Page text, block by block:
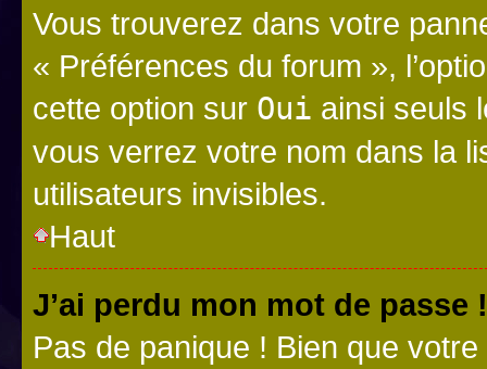
Vous trouverez dans votre
« Préférences du forum »,
cette option sur Oui ainsi seuls
vous verrez votre nom dans la
utilisateurs invisibles.
Haut
J’ai perdu mon mot de passe !
Pas de panique ! Bien que